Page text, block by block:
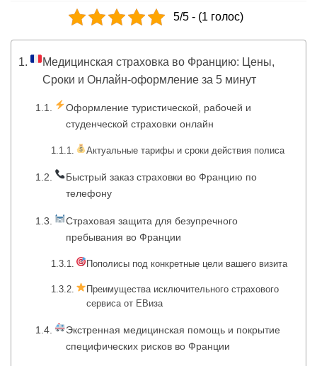
5/5 - (1 голос)
Медицинская страховка во Францию: Цены,
Сроки и Онлайн-оформление за 5 минут
Оформление туристической, рабочей и
студенческой страховки онлайн
Актуальные тарифы и сроки действия полиса
Быстрый заказ страховки во Францию по
телефону
Страховая защита для безупречного
пребывания во Франции
Пополисы под конкретные цели вашего визита
Преимущества исключительного страхового
сервиса от ЕВиза
Экстренная медицинская помощь и покрытие
специфических рисков во Франции